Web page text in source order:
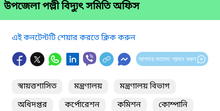
উপজেলা পল্লী বিদ্যুৎ সমিতি অফিস
এই কনটেন্টটি শেয়ার করতে ক্লিক করুন
আপনার মতামত প্রদান করুন
স্বায়ত্তশাসিত মন্ত্রণালয়
মন্ত্রণালয় বিভাগ
অধিদপ্তর
কর্পোরেশন কমিশন
কোম্পানি